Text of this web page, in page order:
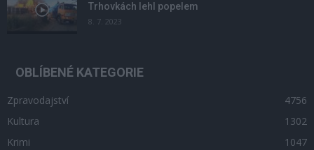
Trhovkách lehl popelem
8. 7. 2023
OBLÍBENÉ KATEGORIE
Zpravodajství
4756
Kultura
1302
Krimi
1047